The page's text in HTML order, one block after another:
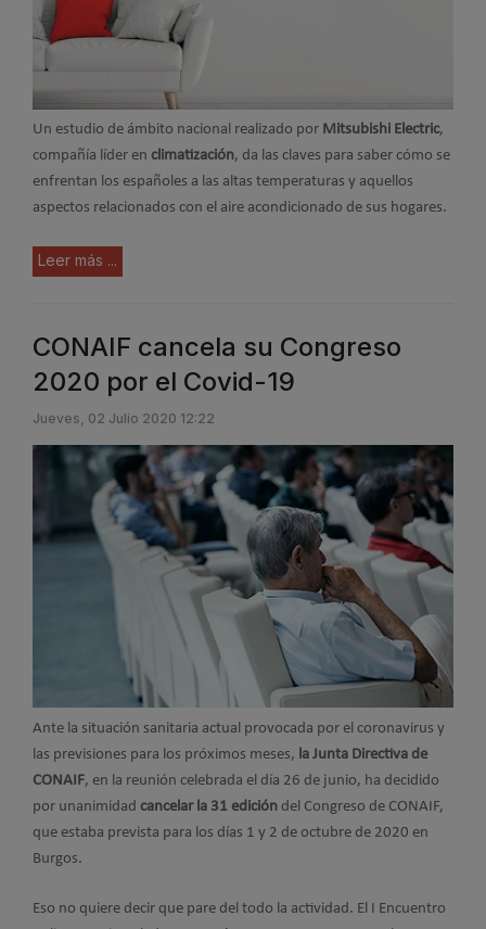
Un estudio de ámbito nacional realizado por Mitsubishi Electric,
compañía líder en climatización, da las claves para saber cómo se
enfrentan los españoles a las altas temperaturas y aquellos
aspectos relacionados con el aire acondicionado de sus hogares.
Leer más ...
CONAIF cancela su Congreso
2020 por el Covid-19
Jueves, 02 Julio 2020 12:22
Ante la situación sanitaria actual provocada por el coronavirus y
las previsiones para los próximos meses, la Junta Directiva de
CONAIF, en la reunión celebrada el día 26 de junio, ha decidido
por unanimidad cancelar la 31 edición del Congreso de CONAIF,
que estaba prevista para los días 1 y 2 de octubre de 2020 en
Burgos.
Eso no quiere decir que pare del todo la actividad. El I Encuentro